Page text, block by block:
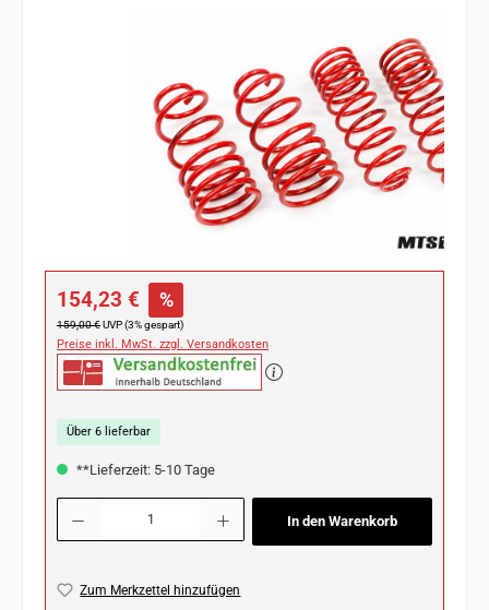
Verkaufspreis:
154,23 € %
Regulärer Preis:
159,00 €UVP (3% gespart)
Preise inkl. MwSt. zzgl. Versandkosten
Über 6 lieferbar
**Lieferzeit: 5-10 Tage
Produkt Anzahl: Gib den gewünschten Wert ein oder benutze die Schaltflächen
In den Warenkorb
Zum Merkzettel hinzufügen